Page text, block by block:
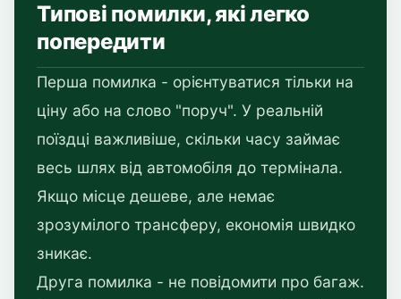
Типові помилки, які легко
попередити
Перша помилка - орієнтуватися тільки на
ціну або на слово "поруч". У реальній
поїздці важливіше, скільки часу займає
весь шлях від автомобіля до термінала.
Якщо місце дешеве, але немає
зрозумілого трансферу, економія швидко
зникає.
Друга помилка - не повідомити про багаж.